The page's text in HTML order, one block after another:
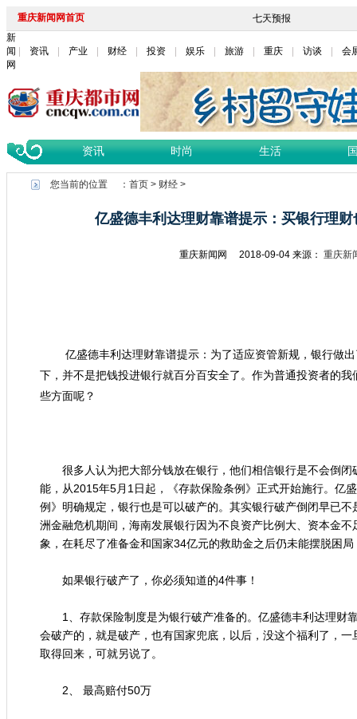
重庆新闻网首页
新
闻
网
资讯 产业 财经 投资 娱乐 旅游 重庆 访谈 会
资讯 时尚 生活
您当前的位置 ： 首页> 财经>
亿盛德丰利达理财靠谱提示：买银行理
重庆新闻网 2018-09-04 来源： 重庆新
亿盛德丰利达理财靠谱提示：为了适应资管新规，银行做
下，并不是把钱投进银行就百分百安全了。作为普通投资者的
些方面呢？
很多人认为把大部分钱放在银行，他们相信银行是不会倒闭
能，从2015年5月1日起，《存款保险条例》正式开始施行。亿
例》明确规定，银行也是可以破产的。其实银行破产倒闭早已
洲金融危机期间，海南发展银行因为不良资产比例大、资本金
象，在耗尽了准备金和国家34亿元的救助金之后仍未能摆脱困
如果银行破产了，你必须知道的4件事！
1、存款保险制度是为银行破产准备的。亿盛德丰利达理财
会破产的，就是破产，也有国家兜底，以后，没这个福利了，
取得回来，可就另说了。
2、 最高赔付50万